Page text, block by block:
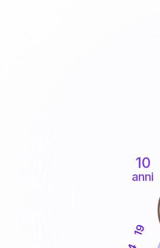
10
anni
19